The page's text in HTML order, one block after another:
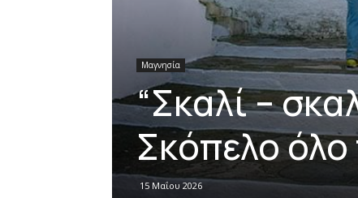
Μαγνησία
“Σκαλί –
Σκόπελο όλο
15 Μαΐου 2026